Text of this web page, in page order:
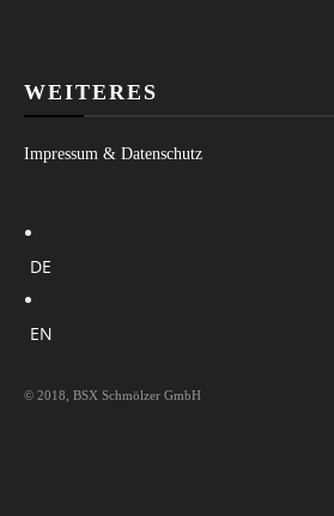
WEITERES
Impressum & Datenschutz
DE
EN
© 2018, BSX Schmölzer GmbH